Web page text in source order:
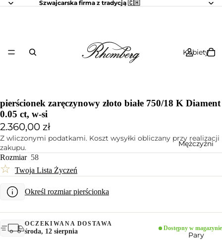
Szwajcarska firma z tradycją 🇨🇭
Kobiety
Mężczyźni
Pary
pierścionek zaręczynowy złoto białe 750/18 K Diament
0.05 ct, w-si
2.360,00 zł
Z wliczonymi podatkami. Koszt wysyłki obliczany przy realizacji
zakupu.
Rozmiar 58
☆ Twoja Lista Życzeń
Określ rozmiar pierścionka
OCZEKIWANA DOSTAWA
środa, 12 sierpnia Dostępny w magazynie